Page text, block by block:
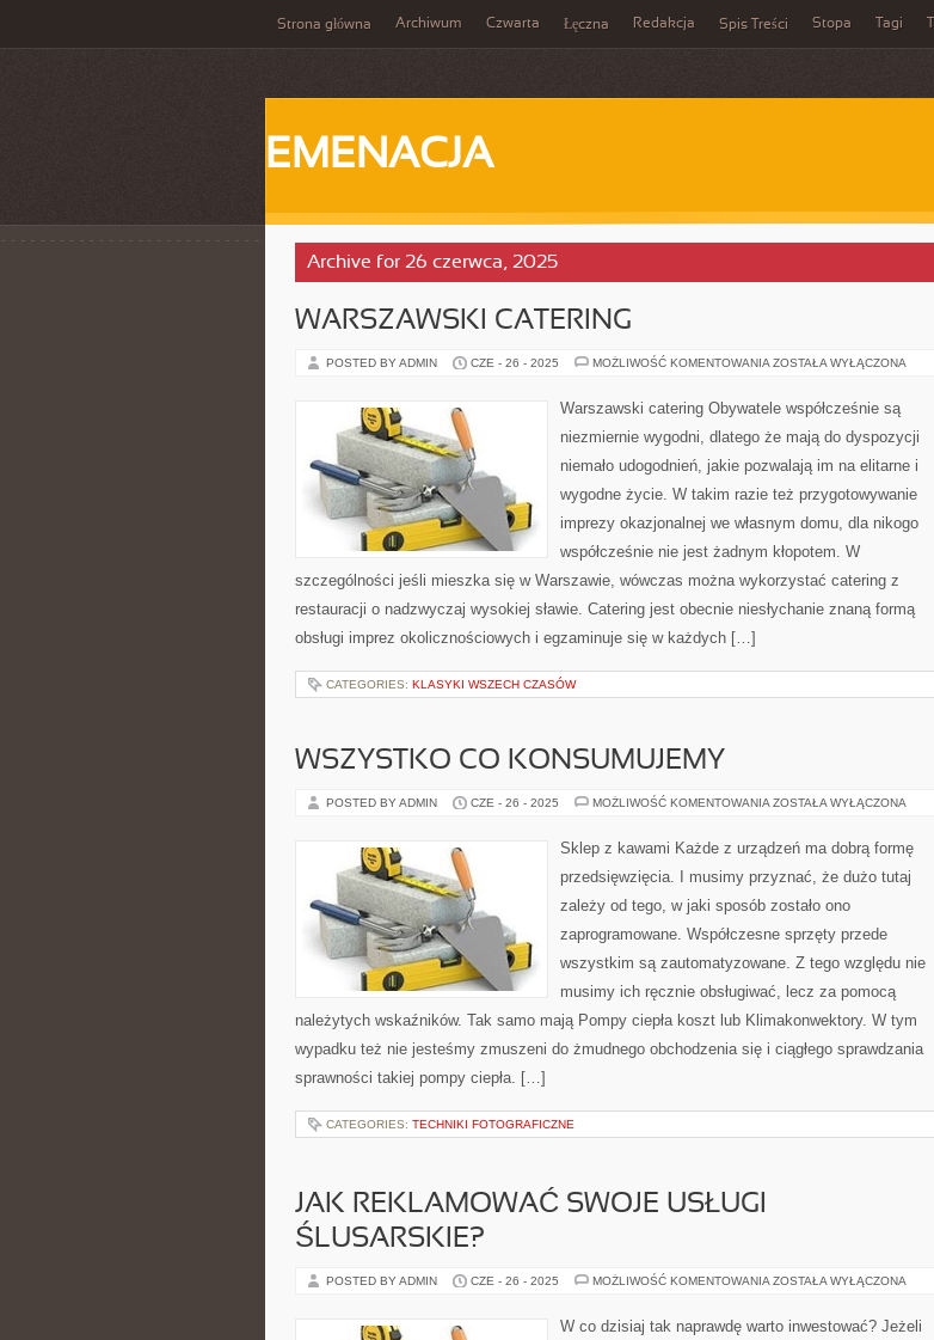
Strona główna Archiwum Czwarta Łęczna Redakcja Spis Treści Stopa Tagi
EMENACJA
Archive for 26 czerwca, 2025
WARSZAWSKI CATERING
POSTED BY ADMIN CZE - 26 - 2025 MOŻLIWOŚĆ KOMENTOWANIA WARSZAWSKI
ZOSTAŁA WYŁĄCZONA
Warszawski catering Obywatele współcześnie są
niezmiernie wygodni, dlatego że mają do dyspozycji
niemało udogodnień, jakie pozwalają im na elitarne i
wygodne życie. W takim razie też przygotowywanie
imprezy okazjonalnej we własnym domu, dla nikogo
współcześnie nie jest żadnym kłopotem. W
szczególności jeśli mieszka się w Warszawie, wówczas można wykorzystać catering z
restauracji o nadzwyczaj wysokiej sławie. Catering jest obecnie niesłychanie znaną formą
obsługi imprez okolicznościowych i egzaminuje się w każdych […]
CATEGORIES: KLASYKI WSZECH CZASÓW
WSZYSTKO CO KONSUMUJEMY…
POSTED BY ADMIN CZE - 26 - 2025 MOŻLIWOŚĆ KOMENTOWANIA WSZYSTKO
ZOSTAŁA WYŁĄCZONA
Sklep z kawami Każde z urządzeń ma dobrą formę
przedsięwzięcia. I musimy przyznać, że dużo tutaj
zależy od tego, w jaki sposób zostało ono
zaprogramowane. Współczesne sprzęty przede
wszystkim są zautomatyzowane. Z tego względu nie
musimy ich ręcznie obsługiwać, lecz za pomocą
należytych wskaźników. Tak samo mają Pompy ciepła koszt lub Klimakonwektory. W tym
wypadku też nie jesteśmy zmuszeni do żmudnego obchodzenia się i ciągłego sprawdzania
sprawności takiej pompy ciepła. […]
CATEGORIES: TECHNIKI FOTOGRAFICZNE
JAK REKLAMOWAĆ SWOJE USŁUGI
ŚLUSARSKIE?
POSTED BY ADMIN CZE - 26 - 2025 MOŻLIWOŚĆ KOMENTOWANIA JAK
USŁUGI
ŚLUSARSKIE?
ZOSTAŁA WYŁĄCZONA
W co dzisiaj tak naprawdę warto inwestować? Jeżeli